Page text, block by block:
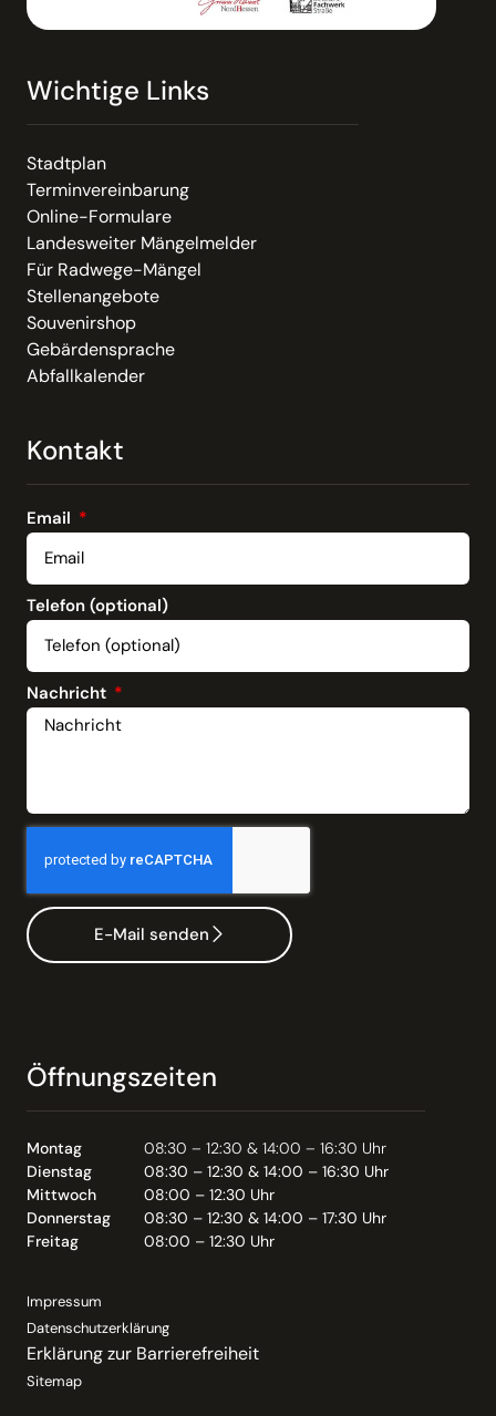
Wichtige Links
Stadtplan
Terminvereinbarung
Online-Formulare
Landesweiter Mängelmelder
Für Radwege-Mängel
Stellenangebote
Souvenirshop
Gebärdensprache
Abfallkalender
Kontakt
Email
Telefon (optional)
Nachricht
E-Mail senden
Öffnungszeiten
Montag
08:30 – 12:30 & 14:00 – 16:30 Uhr
Dienstag
08:30 – 12:30 & 14:00 – 16:30 Uhr
Mittwoch
08:00 – 12:30 Uhr
Donnerstag
08:30 – 12:30 & 14:00 – 17:30 Uhr
Freitag
08:00 – 12:30 Uhr
Impressum
Datenschutzerklärung
Erklärung zur Barrierefreiheit
Sitemap